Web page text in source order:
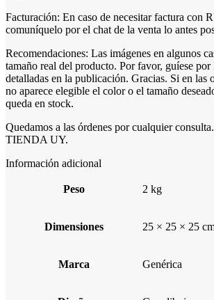
Facturación: En caso de necesitar factura con
comuníquelo por el chat de la venta lo antes
Recomendaciones: Las imágenes en algunos
tamaño real del producto. Por favor, guíese por
detalladas en la publicación. Gracias. Si en las
no aparece elegible el color o el tamaño
queda en stock.
Quedamos a las órdenes por cualquier
TIENDA UY.
Información adicional
Peso 2 kg
Dimensiones 25 × 25 × 25
Marca Genérica